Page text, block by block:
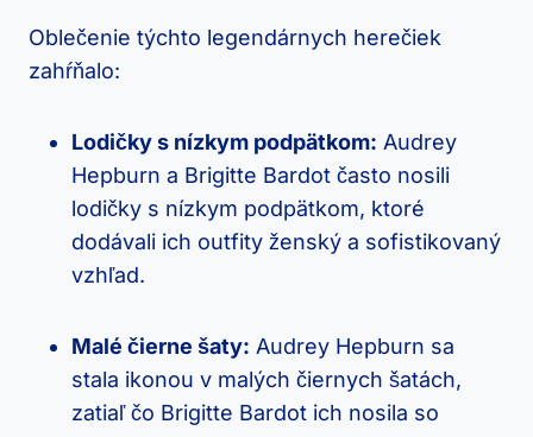
Oblečenie týchto legendárnych herečiek
zahŕňalo:
Lodičky s nízkym podpätkom: Audrey
Hepburn a Brigitte Bardot často nosili
lodičky s nízkym podpätkom, ktoré
dodávali ich outfity ženský a sofistikovaný
vzhľad.
Malé čierne šaty: Audrey Hepburn sa
stala ikonou v malých čiernych šatách,
zatiaľ čo Brigitte Bardot ich nosila so